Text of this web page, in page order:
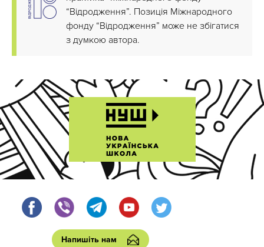
“Відродження”. Позиція Міжнародного
фонду “Відродження” може не збігатися
з думкою автора.
Напишіть нам